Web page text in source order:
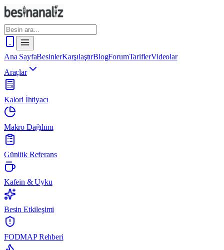
Ana SayfaBesinlerKarşılaştırBlogForumTariflerVideolar
Araçlar
Kalori İhtiyacı
Makro Dağılımı
Günlük Referans
Kafein & Uyku
Besin Etkileşimi
FODMAP Rehberi